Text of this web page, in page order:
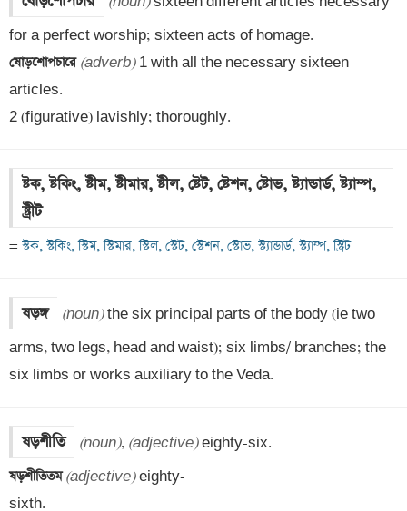
ষোড়শোপচারে (adverb) 1 with all the necessary sixteen
articles.
2 (figurative) lavishly; thoroughly.
ষ্টক, ষ্টকিং, ষ্টীম, ষ্টীমার, ষ্টীল, ষ্টেট, ষ্টেশন, ষ্টোভ, ষ্ট্যান্ডার্ড, ষ্ট্যাম্প,
ষ্ট্রীট
= স্টক, স্টকিং, স্টিম, স্টিমার, স্টিল, স্টেট, স্টেশন, স্টোভ, স্ট্যান্ডার্ড, স্ট্যাম্প, স্ট্রিট
ষড়ঙ্গ (noun) the six principal parts of the body (ie two
arms, two legs, head and waist); six limbs/ branches; the
six limbs or works auxiliary to the Veda.
ষড়শীতি (noun), (adjective)
ষড়শীতিতম (adjective) eighty-